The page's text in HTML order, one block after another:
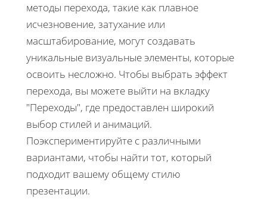
методы перехода, такие как плавное
исчезновение, затухание или
масштабирование, могут создавать
уникальные визуальные элементы, которые
освоить несложно. Чтобы выбрать эффект
перехода, вы можете выйти на вкладку
"Переходы", где предоставлен широкий
выбор стилей и анимаций.
Поэкспериментируйте с различными
вариантами, чтобы найти тот, который
подходит вашему общему стилю
презентации.